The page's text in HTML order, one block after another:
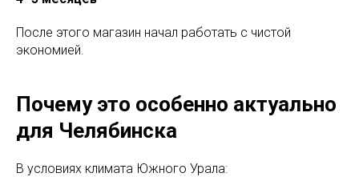
После этого магазин начал работать с чистой
экономией.
Почему это особенно актуально
для Челябинска
В условиях климата Южного Урала: